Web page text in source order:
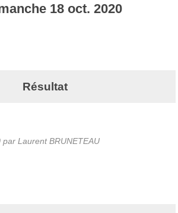
18 oct. 2020
Résultat
par Laurent BRUNETEAU